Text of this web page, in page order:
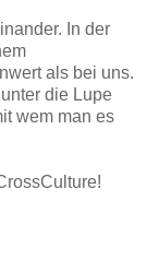
In der
als bei uns.
die Lupe
wem man es